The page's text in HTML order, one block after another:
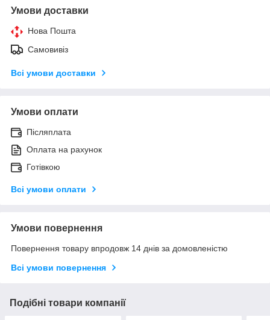
Умови доставки
Нова Пошта
Самовивіз
Всі умови доставки
Умови оплати
Післяплата
Оплата на рахунок
Готівкою
Всі умови оплати
Умови повернення
Повернення товару впродовж 14 днів за домовленістю
Всі умови повернення
Подібні товари компанії